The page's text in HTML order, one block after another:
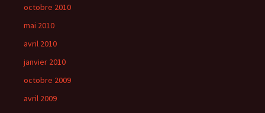
octobre 2010
mai 2010
avril 2010
janvier 2010
octobre 2009
avril 2009